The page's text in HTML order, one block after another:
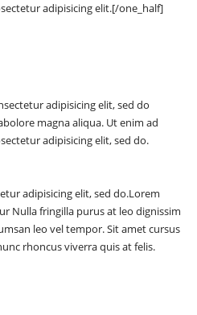
adipisicing elit.[/one_half]
adipisicing elit, sed do
magna aliqua. Ut enim ad
adipisicing elit, sed do.
adipisicing elit, sed do.Lorem
Nulla fringilla purus at leo dignissim
leo vel tempor. Sit amet cursus
rhoncus viverra quis at felis.